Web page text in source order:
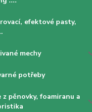
efektové pasty,
mechy
potřeby
z pěnovky, foamiranu a